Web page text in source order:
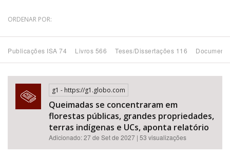
Povo Indígena
Subtema
Área de Levantamento
Área Protegida
ORDENAR POR:
Publicações ISA 74 Livros 566 Teses/Dissertações 116
g1 - https://g1.globo.com
Queimadas se concentraram em
florestas públicas, grandes propriedades,
terras indígenas e UCs, aponta relatório
Adicionado: 27 de Set de 2027 | 53 visualizações